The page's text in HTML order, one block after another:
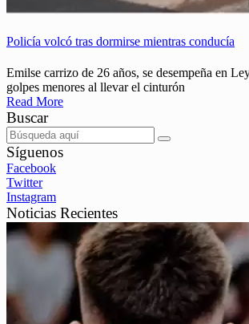
Policía volcó tras dormirse mientras conducía
Emilse carrizo de 26 años, se desempeña en
golpes menores al llevar el cinturón
Read More
Buscar
Síguenos
Facebook
Twitter
Instagram
Noticias Recientes